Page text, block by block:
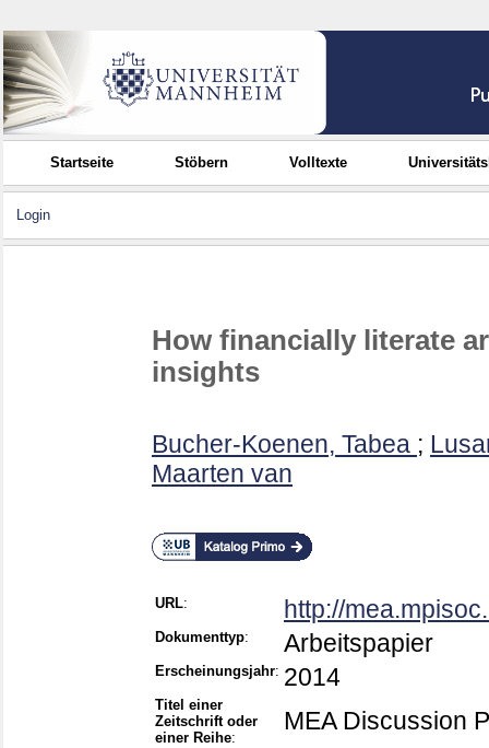
Startseite Stöbern Volltexte
Login
How financially literate
insights
Bucher-Koenen, Tabea ;
Maarten van
URL: http://
Dokumenttyp: Arbeitspapier
Erscheinungsjahr: 2014
Titel einer
Zeitschrift oder
einer Reihe:
MEA Discussion